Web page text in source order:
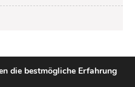
schmiede. All Rights
die bestmögliche Erfahrung